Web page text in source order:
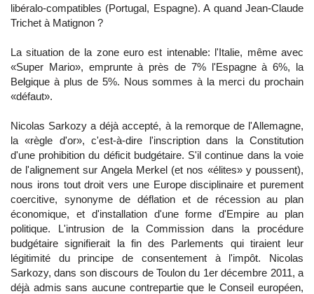
libéralo-compatibles (Portugal, Espagne). A quand Jean-Claude
Trichet à Matignon ?
La situation de la zone euro est intenable: l'Italie, même avec
«Super Mario», emprunte à près de 7% l'Espagne à 6%, la
Belgique à plus de 5%. Nous sommes à la merci du prochain
«défaut».
Nicolas Sarkozy a déjà accepté, à la remorque de l'Allemagne,
la «règle d'or», c'est-à-dire l'inscription dans la Constitution
d'une prohibition du déficit budgétaire. S'il continue dans la voie
de l'alignement sur Angela Merkel (et nos «élites» y poussent),
nous irons tout droit vers une Europe disciplinaire et purement
coercitive, synonyme de déflation et de récession au plan
économique, et d'installation d'une forme d'Empire au plan
politique. L'intrusion de la Commission dans la procédure
budgétaire signifierait la fin des Parlements qui tiraient leur
légitimité du principe de consentement à l'impôt. Nicolas
Sarkozy, dans son discours de Toulon du 1er décembre 2011, a
déjà admis sans aucune contrepartie que le Conseil européen,